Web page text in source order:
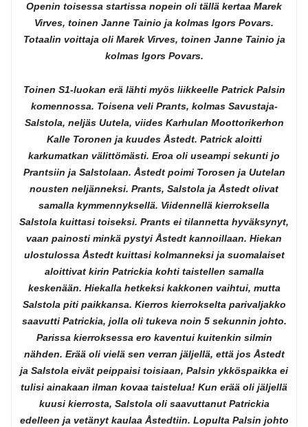
Openin toisessa startissa nopein oli tällä kertaa Marek
Virves, toinen Janne Tainio ja kolmas Igors Povars.
Totaalin voittaja oli Marek Virves, toinen Janne Tainio ja
kolmas Igors Povars.
Toinen S1-luokan erä lähti myös liikkeelle Patrick Palsin
komennossa. Toisena veli Prants, kolmas Savustaja-
Salstola, neljäs Uutela, viides Karhulan Moottorikerhon
Kalle Toronen ja kuudes Åstedt. Patrick aloitti
karkumatkan välittömästi. Eroa oli useampi sekunti jo
Prantsiin ja Salstolaan. Åstedt poimi Torosen ja Uutelan
nousten neljänneksi. Prants, Salstola ja Åstedt olivat
samalla kymmennyksellä. Viidennellä kierroksella
Salstola kuittasi toiseksi. Prants ei tilannetta hyväksynyt,
vaan painosti minkä pystyi Åstedt kannoillaan. Hiekan
ulostulossa Åstedt kuittasi kolmanneksi ja suomalaiset
aloittivat kirin Patrickia kohti taistellen samalla
keskenään. Hiekalla hetkeksi kakkonen vaihtui, mutta
Salstola piti paikkansa. Kierros kierrokselta parivaljakko
saavutti Patrickia, jolla oli tukeva noin 5 sekunnin johto.
Parissa kierroksessa ero kaventui kuitenkin silmin
nähden. Erää oli vielä sen verran jäljellä, että jos Åstedt
ja Salstola eivät peippaisi toisiaan, Palsin ykköspaikka ei
tulisi ainakaan ilman kovaa taistelua! Kun erää oli jäljellä
kuusi kierrosta, Salstola oli saavuttanut Patrickia
edelleen ja vetänyt kaulaa Åstedtiin. Lopulta Palsin johto